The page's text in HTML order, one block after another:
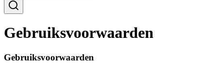
Gebruiksvoorwaarden
Gebruiksvoorwaarden